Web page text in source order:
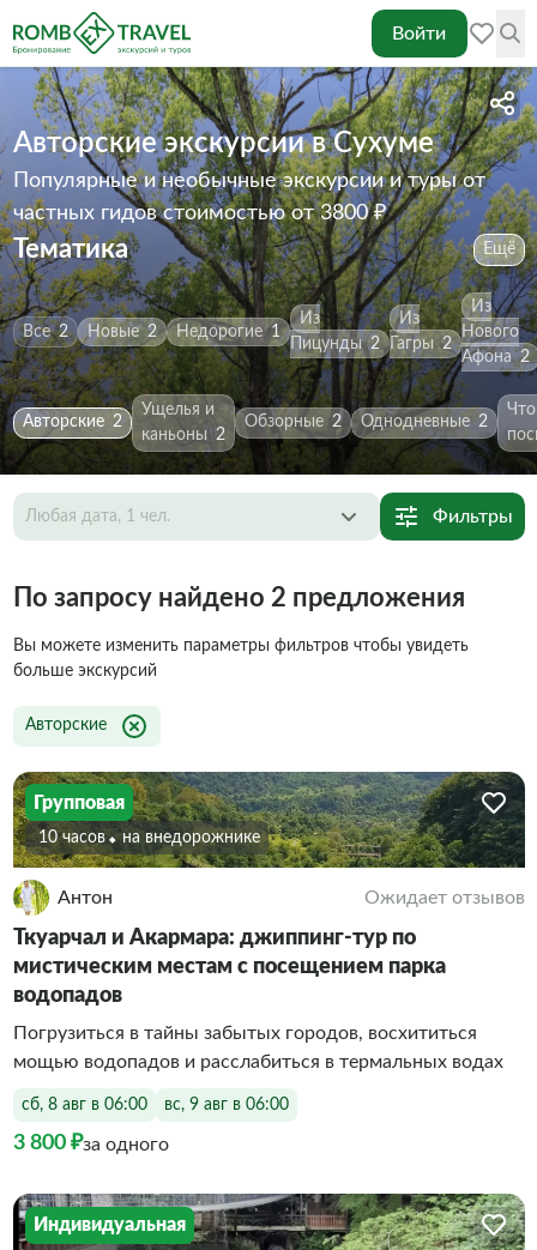
Войти
Авторские экскурсии в Сухуме
Популярные и необычные экскурсии и туры от
частных гидовстоимостью от 3800 ₽
Тематика Ещё
Все 2 Новые 2 Недорогие 1
Из
Пицунды 2
Из
Гагры 2
Из
Нового
Афона 2
Авторские 2
Ущелья и
каньоны
2
Обзорные 2 Однодневные 2
Что
Любая дата, 1 чел. Фильтры
По запросу найдено 2 предложения
Вы можете изменить параметры фильтров чтобы увидеть
больше экскурсий
Авторские
Групповая
10 часов На внедорожнике
Антон Ожидает отзывов
Ткуарчал и Акармара: джиппинг-тур по
мистическим местам с посещением парка
водопадов
Погрузиться в тайны забытых городов, восхититься
мощью водопадов и расслабиться в термальных водах
сб, 8 авг в 06:00 вс, 9 авг в 06:00
3 800 ₽за одного
Индивидуальная